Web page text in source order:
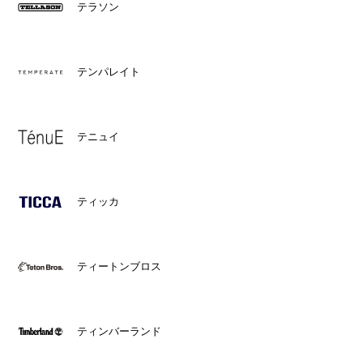
テラソン
テンパレイト
テニュイ
ティッカ
ティートンブロス
ティンバーランド